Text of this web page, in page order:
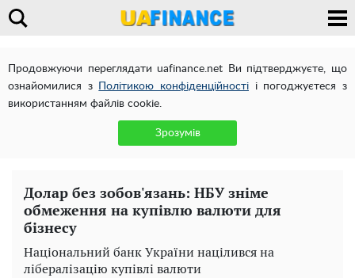
Продовжуючи переглядати uafinance.net Ви підтверджуєте, що
ознайомилися з
Політикою конфіденційності і погоджуєтеся з
використанням файлів cookie.
Зрозумів
Долар без зобов'язань: НБУ зніме
обмеження на купівлю валюти для
бізнесу
Національний банк України націлився на
лібералізацію купівлі валюти